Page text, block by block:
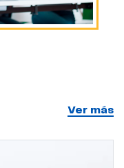
Ver más